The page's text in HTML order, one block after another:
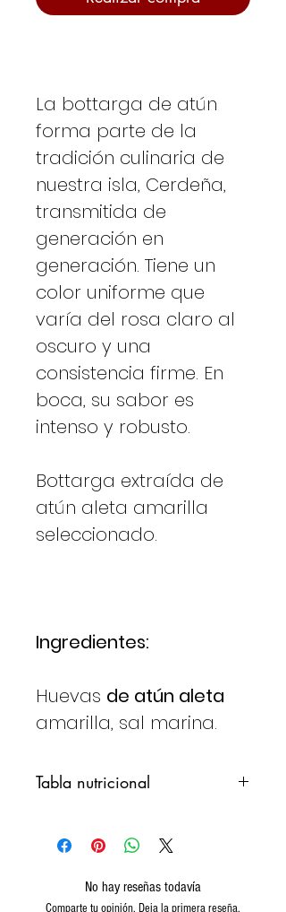
La bottarga de atún
forma parte de la
tradición culinaria de
nuestra isla, Cerdeña,
transmitida de
generación en
generación. Tiene un
color uniforme que
varía del rosa claro al
oscuro y una
consistencia firme. En
boca, su sabor es
intenso y robusto.
Bottarga extraída de
atún aleta amarilla
seleccionado.
Ingredientes:
Huevas de atún aleta
amarilla, sal marina.
Tabla nutricional
PROMEDIO PARA
Energía
1487
No hay reseñas todavía
Comparte tu opinión. Deja la primera reseña.